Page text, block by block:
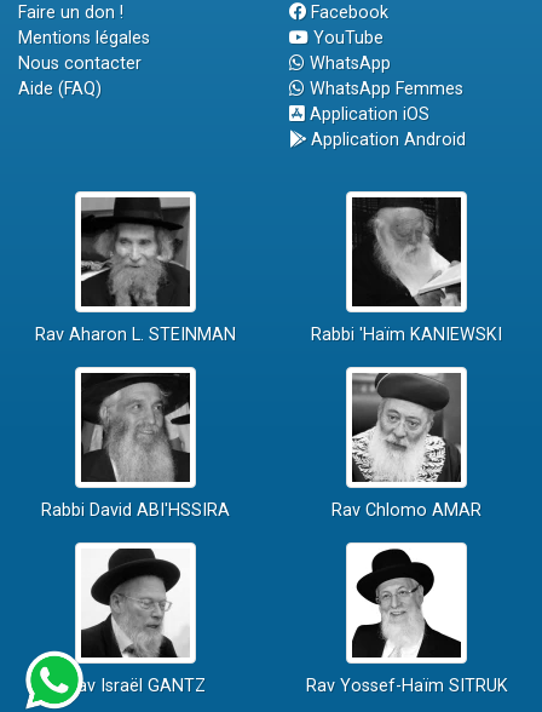
Faire un don !
Mentions légales
Nous contacter
Aide (FAQ)
Facebook
YouTube
WhatsApp
WhatsApp Femmes
Application iOS
Application Android
Rav Aharon L. STEINMAN Rabbi 'Haïm KANIEWSKI
Rabbi David ABI'HSSIRA Rav Chlomo AMAR
Rav Israël GANTZ Rav Yossef-Haïm SITRUK